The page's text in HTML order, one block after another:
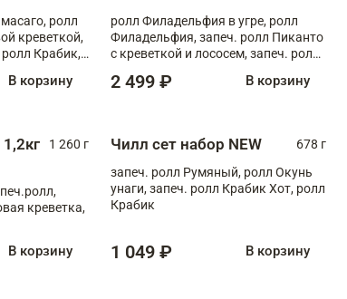
ролл
креветкой,
Крабик,
В корзину
ролл Филадельфия в угре, ролл
Филадельфия, запеч. ролл Пиканто
с креветкой и лососем, запеч. ролл
2 499 ₽ В корзину
1 260 г
креветка,
В корзину
Чилл сет набор NEW
678 г
запеч. ролл Румяный, ролл Окунь
унаги, запеч. ролл Крабик Хот, ролл
Крабик
1 049 ₽ В корзину